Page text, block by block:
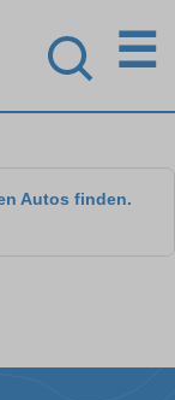
☰
Autos finden.